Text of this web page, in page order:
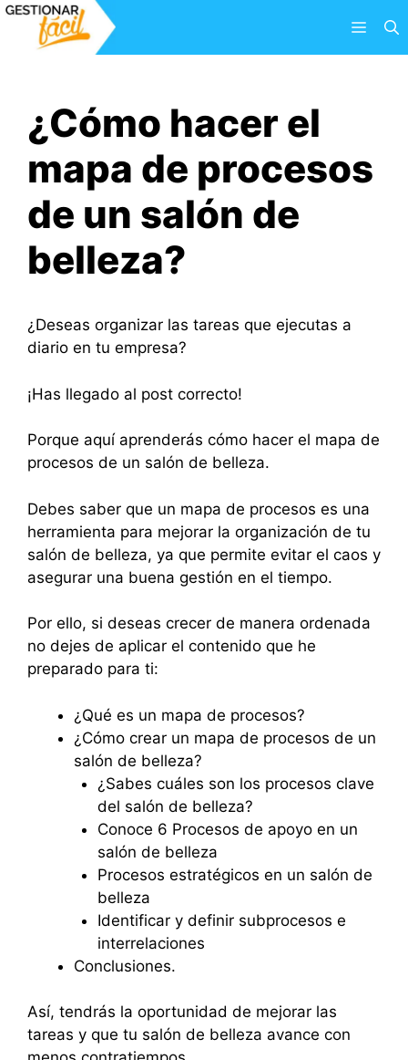
Saltar
Menú
¿Cómo hacer el
mapa de procesos
de un salón de
belleza?
¿Deseas organizar las tareas que ejecutas a
diario en tu empresa?
¡Has llegado al post correcto!
Porque aquí aprenderás cómo hacer el mapa de
procesos de un salón de belleza.
Debes saber que un mapa de procesos es una
herramienta para mejorar la organización de tu
salón de belleza, ya que permite evitar el caos y
asegurar una buena gestión en el tiempo.
Por ello, si deseas crecer de manera ordenada
no dejes de aplicar el contenido que he
preparado para ti:
¿Qué es un mapa de procesos?
¿Cómo crear un mapa de procesos de un
salón de belleza?
¿Sabes cuáles son los procesos clave
del salón de belleza?
Conoce 6 Procesos de apoyo en un
salón de belleza
Procesos estratégicos en un salón de
belleza
Identificar y definir subprocesos e
interrelaciones
Conclusiones.
Así, tendrás la oportunidad de mejorar las
tareas y que tu salón de belleza avance con